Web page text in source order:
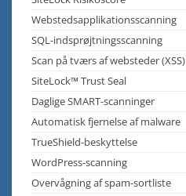
Webstedsapplikationsscanning
SQL-indsprøjtningsscanning
Scan på tværs af websteder (XSS)
SiteLock™ Trust Seal
Daglige SMART-scanninger
Automatisk fjernelse af malware
TrueShield-beskyttelse
WordPress-scanning
Overvågning af spam-sortliste